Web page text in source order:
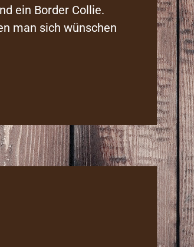
ein Border Collie.
man sich wünschen